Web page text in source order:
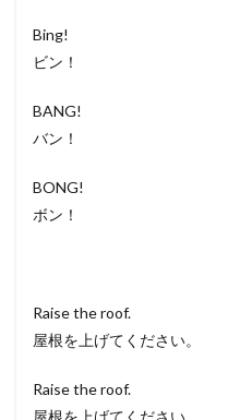
Bing!
ビン！
BANG!
バン！
BONG!
ボン！
Raise the roof.
屋根を上げてください。
Raise the roof.
屋根を上げてください。